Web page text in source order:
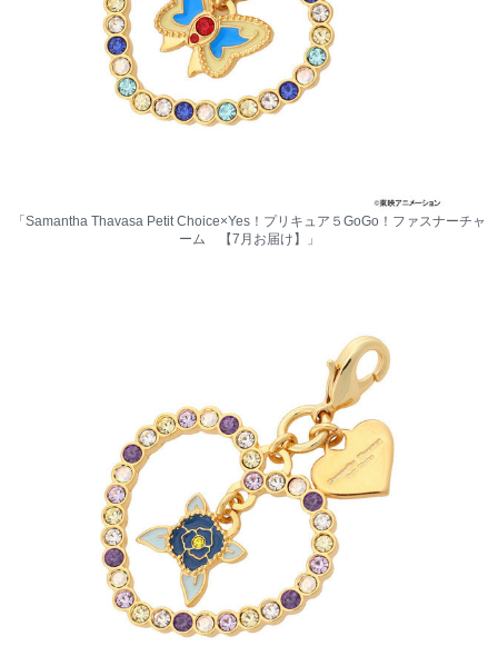
「Samantha Thavasa Petit Choice×Yes！プリキュア５GoGo！ファスナーチャ
ーム 【7月お届け】」